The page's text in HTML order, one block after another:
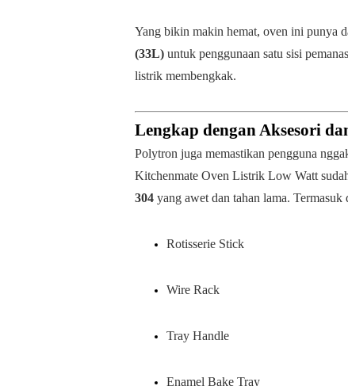
Yang bikin makin hemat, oven ini punya
(33L) untuk penggunaan satu sisi
listrik membengkak.
Lengkap dengan Aksesori
Polytron juga memastikan pengguna
Kitchenmate Oven Listrik Low Watt
304 yang awet dan tahan lama. Termasuk
Rotisserie Stick
Wire Rack
Tray Handle
Enamel Bake Tray